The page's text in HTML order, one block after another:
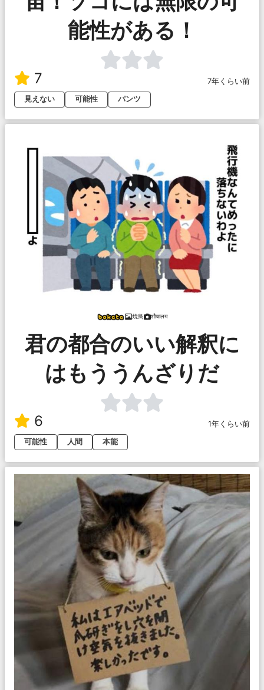
能性がある！
7
7年くらい前
見えない
可能性 パンツ
焼鳥 शौचालय
君の都合のいい解釈に
はもううんざりだ
6
1年くらい前
可能性
人間 本能